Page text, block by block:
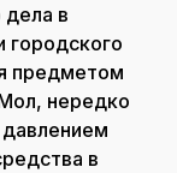
дела в
городского
предметом
нередко
в